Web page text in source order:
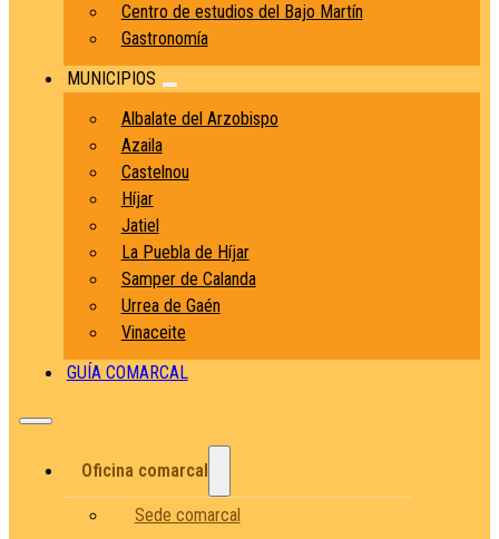
Centro de estudios del Bajo Martín
Gastronomía
MUNICIPIOS
Albalate del Arzobispo
Azaila
Castelnou
Híjar
Jatiel
La Puebla de Híjar
Samper de Calanda
Urrea de Gaén
Vinaceite
GUÍA COMARCAL
Oficina comarcal
Sede comarcal